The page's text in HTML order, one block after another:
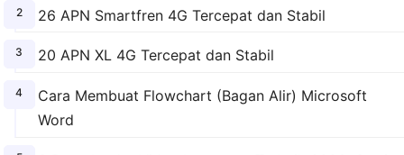
26 APN Smartfren 4G Tercepat dan Stabil
20 APN XL 4G Tercepat dan Stabil
Cara Membuat Flowchart (Bagan Alir) Microsoft
Word